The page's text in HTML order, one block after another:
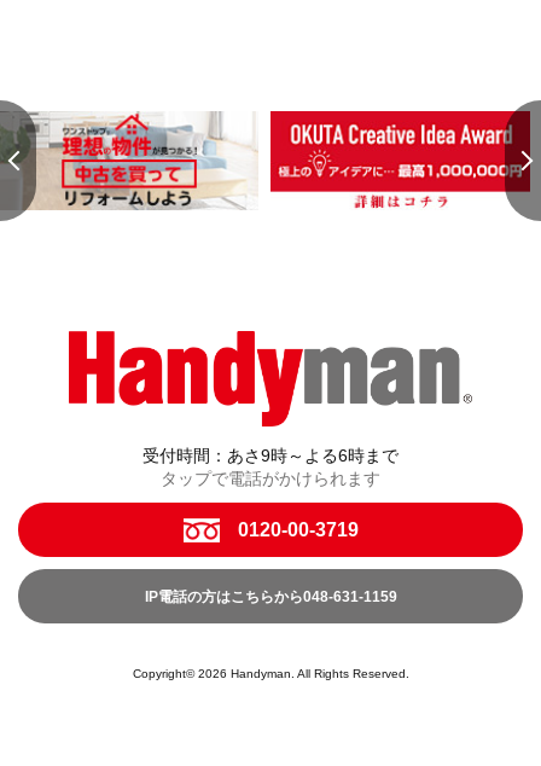
受付時間：あさ9時～よる6時まで
タップで電話がかけられます
0120-00-3719
IP電話の方はこちらから048-631-1159
Copyright© 2026 Handyman. All Rights Reserved.